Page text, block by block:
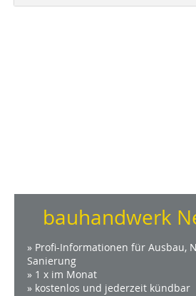
bauhandwerk
» Profi-Informationen für Ausbau,
Sanierung
» 1 x im Monat
» kostenlos und jederzeit kündbar